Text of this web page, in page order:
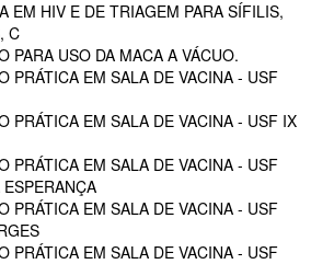
EM HIV E DE TRIAGEM PARA SÍFILIS,
C
PARA USO DA MACA A VÁCUO.
PRÁTICA EM SALA DE VACINA - USF
PRÁTICA EM SALA DE VACINA - USF IX
PRÁTICA EM SALA DE VACINA - USF
PRÁTICA EM SALA DE VACINA - USF
PRÁTICA EM SALA DE VACINA - USF